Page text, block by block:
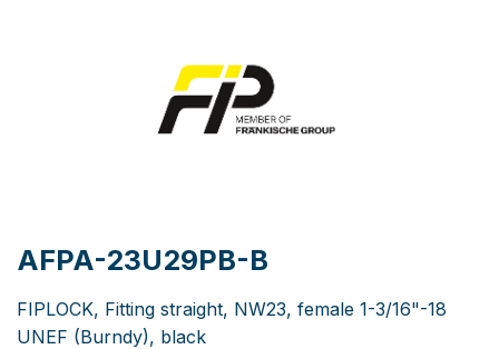
AFPA-23U29PB-B
FIPLOCK, Fitting straight, NW23, female 1-3/16"-18
UNEF (Burndy), black